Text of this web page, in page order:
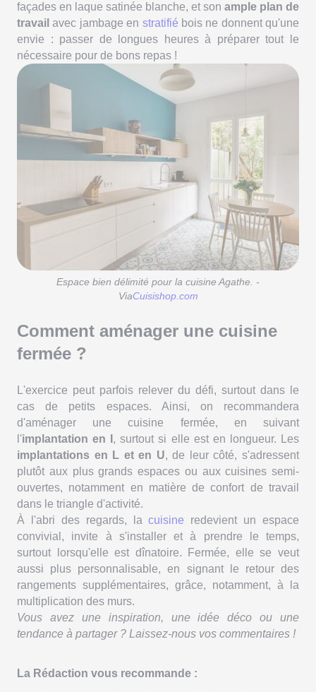
façades en laque satinée blanche, et son ample plan de
travail avec jambage en stratifié bois ne donnent qu'une
envie : passer de longues heures à préparer tout le
nécessaire pour de bons repas !
Espace bien délimité pour la cuisine Agathe. -
ViaCuisishop.com
Comment aménager une cuisine
fermée ?
L'exercice peut parfois relever du défi, surtout dans le
cas de petits espaces. Ainsi, on recommandera
d'aménager une cuisine fermée, en suivant
l'implantation en I , surtout si elle est en longueur. Les
implantations en L et en U, de leur côté, s'adressent
plutôt aux plus grands espaces ou aux cuisines semi-
ouvertes, notamment en matière de confort de travail
dans le triangle d'activité.
À l'abri des regards, lacuisine redevient un espace
convivial, invite à s'installer et à prendre le temps,
surtout lorsqu'elle est dînatoire. Fermée, elle se veut
aussi plus personnalisable, en signant le retour des
rangements supplémentaires, grâce, notamment, à la
multiplication des murs.
Vous avez une inspiration, une idée déco ou une
tendance à partager ? Laissez-nous vos commentaires !
La Rédaction vous recommande :